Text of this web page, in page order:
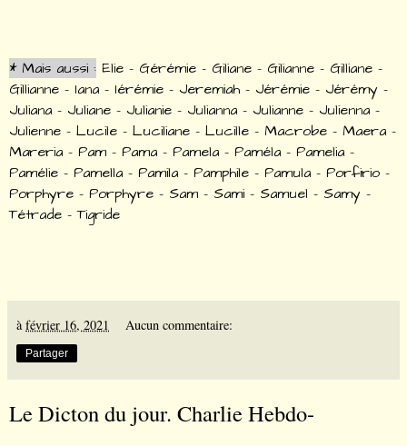
* Mais aussi : Elie – Gérémie – Giliane – Gilianne – Gilliane –
Gillianne – Iana – Iérémie – Jeremiah – Jérémie – Jérémy –
Juliana – Juliane – Julianie – Julianna – Julianne – Julienna –
Julienne – Lucile – Luciliane – Lucille – Macrobe – Maera –
Mareria – Pam – Pama – Pamela – Paméla – Pamelia –
Pamélie – Pamella – Pamila – Pamphile – Pamula – Porfirio –
Porphyre – Porphyre – Sam – Sami – Samuel – Samy –
Tétrade – Tigride
àfévrier 16, 2021 Aucun commentaire:
Partager
Le Dicton du jour. Charlie Hebdo-